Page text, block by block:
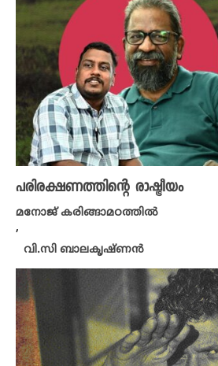
പരിരക്ഷണത്തിന്റെ രാഷ്ട്രീയം
മനോജ് കരിങ്ങാമഠത്തിൽ
,
വി.സി ബാലകൃഷ്ണൻ